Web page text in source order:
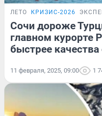
ЛЕТО КРИЗИС-2026
Сочи дороже
главном курорте
быстрее качества
11 февраля, 2025, 09:00 1